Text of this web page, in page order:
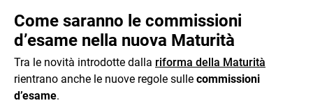
Come saranno le commissioni
d’esame nella nuova Maturità
Tra le novità introdotte dalla riforma della Maturità
rientrano anche le nuove regole sulle commissioni
d’esame.